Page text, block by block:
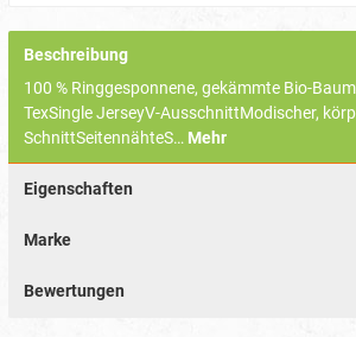
Beschreibung
100 % Ringgesponnene, gekämmte Bio-
TexSingle JerseyV-AusschnittModischer,
SchnittSeitennähteS… Mehr
Eigenschaften
Marke
Bewertungen